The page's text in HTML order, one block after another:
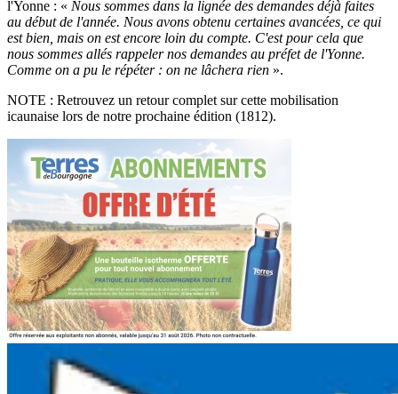
l'Yonne : « Nous sommes dans la lignée des demandes déjà faites
au début de l'année. Nous avons obtenu certaines avancées, ce qui
est bien, mais on est encore loin du compte. C'est pour cela que
nous sommes allés rappeler nos demandes au préfet de l'Yonne.
Comme on a pu le répéter : on ne lâchera rien ».
NOTE : Retrouvez un retour complet sur cette mobilisation
icaunaise lors de notre prochaine édition (1812).